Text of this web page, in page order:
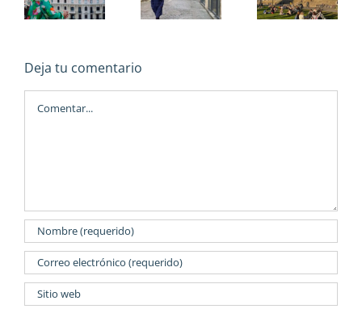
7
días
y la
danza
Deja tu comentario